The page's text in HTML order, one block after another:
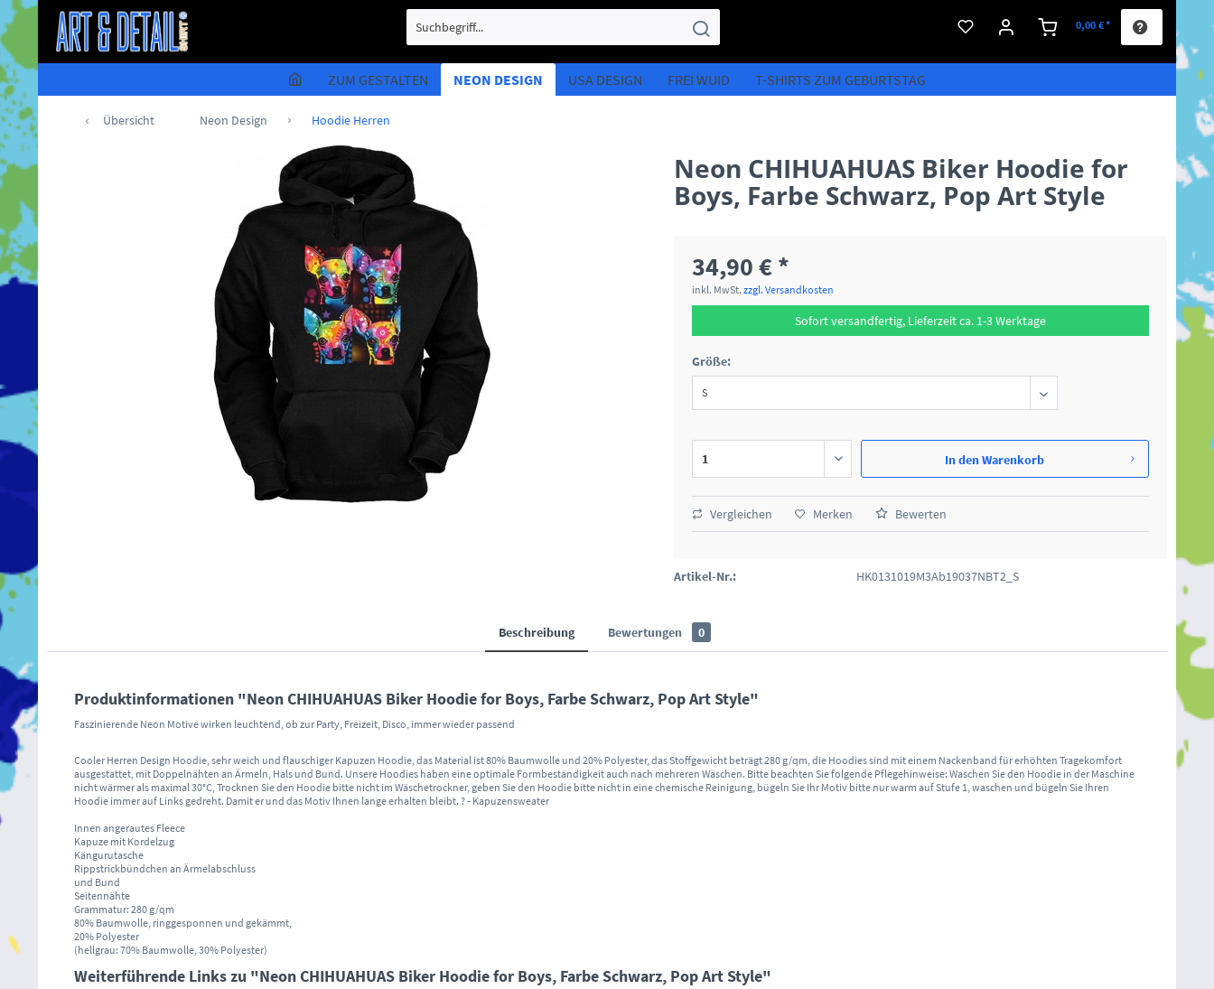
0,00 € *
ZUM GESTALTEN NEON DESIGN USA DESIGN FREI WUID T-SHIRTS ZUM GEBURTSTAG
Übersicht Neon Design Hoodie Herren
Neon CHIHUAHUAS Biker Hoodie for
Boys, Farbe Schwarz, Pop Art Style
34,90 € *
inkl. MwSt.zzgl. Versandkosten
Sofort versandfertig, Lieferzeit ca. 1-3 Werktage
Größe:
In denWarenkorb
Vergleichen Merken Bewerten
Artikel-Nr.: HK0131019M3Ab19037NBT2_S
Beschreibung Bewertungen 0
Produktinformationen "Neon CHIHUAHUAS Biker Hoodie for Boys, Farbe Schwarz, Pop Art Style"
Faszinierende Neon Motive wirken leuchtend, ob zur Party, Freizeit, Disco, immer wieder passend
Cooler Herren Design Hoodie, sehr weich und flauschiger Kapuzen Hoodie, das Material ist 80% Baumwolle und 20% Polyester, das Stoffgewicht beträgt 280 g/qm, die Hoodies sind mit einem Nackenband für erhöhten Tragekomfort
ausgestattet, mit Doppelnähten an Ärmeln, Hals und Bund. Unsere Hoodies haben eine optimale Formbeständigkeit auch nach mehreren Wäschen. Bitte beachten Sie folgende Pflegehinweise: Waschen Sie den Hoodie in der Maschine
nicht wärmer als maximal 30°C, Trocknen Sie den Hoodie bitte nicht im Wäschetrockner, geben Sie den Hoodie bitte nicht in eine chemische Reinigung, bügeln Sie Ihr Motiv bitte nur warm auf Stufe 1, waschen und bügeln Sie Ihren
Hoodie immer auf Links gedreht. Damit er und das Motiv Ihnen lange erhalten bleibt. ? - Kapuzensweater
Innen angerautes Fleece
Kapuze mit Kordelzug
Kängurutasche
Rippstrickbündchen an Ärmelabschluss
und Bund
Seitennähte
Grammatur: 280 g/qm
80% Baumwolle, ringgesponnen und gekämmt,
20% Polyester
(hellgrau: 70% Baumwolle, 30% Polyester)
Weiterführende Links zu "Neon CHIHUAHUAS Biker Hoodie for Boys, Farbe Schwarz, Pop Art Style"